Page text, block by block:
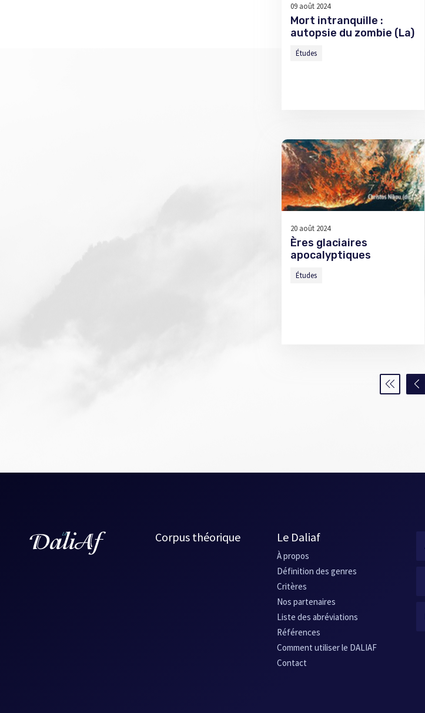
09 août 2024
Mort intranquille :
autopsie du zombie (La)
Études
20 août 2024
Ères glaciaires
apocalyptiques
Études
Corpus théorique Le Daliaf
À propos
Définition des genres
Critères
Nos partenaires
Liste des abréviations
Références
Comment utiliser le DALIAF
Contact